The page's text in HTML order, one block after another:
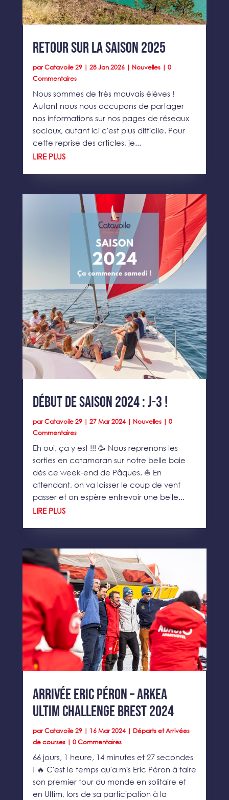
Retour sur la saison 2025
parCatavoile 29| 28 Jan 2026| Nouvelles| 0
Commentaires
Nous sommes de très mauvais élèves !
Autant nous nous occupons de partager
nos informations sur nos pages de réseaux
sociaux, autant ici c'est plus difficile. Pour
cette reprise des articles, je...
LIRE PLUS
Début de Saison 2024 : J-3 !
parCatavoile 29| 27 Mar 2024| Nouvelles| 0
Commentaires
Eh oui, ça y est !!! 🥳 Nous reprenons les
sorties en catamaran sur notre belle baie
dès ce week-end de Pâques. ⛵️ En
attendant, on va laisser le coup de vent
passer et on espère entrevoir une belle...
LIRE PLUS
Arrivée Eric Péron – Arkea
Ultim Challenge Brest 2024
parCatavoile 29| 16 Mar 2024| Départs et Arrivées
de courses| 0 Commentaires
66 jours, 1 heure, 14 minutes et 27 secondes
! 🔥 C'est le temps qu'a mis Eric Péron à faire
son premier tour du monde en solitaire et
en Ultim, lors de sa participation à la